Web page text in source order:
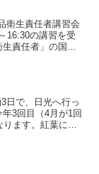
衛生責任者講習会
16:30の講習を受
責任者」の国家
長老（見渡した...
日で、日光へ行っ
3回目（4月が1回
ります。紅葉に